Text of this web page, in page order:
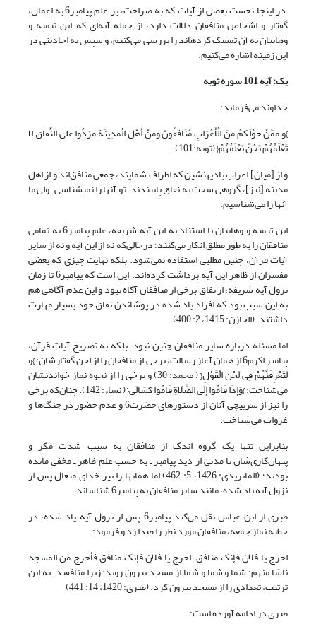
در این‎جا نخست بعضی از آیات که به صراحت، بر علم پیامبر6 به اعمال،
گفتار و اشخاص منافقان دلالت دارد، از جمله آیه‌ای که ابن تیمیه و
وهابیان به آن تمسک کرده‎اند را بررسی می‌کنیم، و سپس به احادیثی در
این زمینه اشاره می‌کنیم.
یک: آیه 101 سوره توبه
خداوند می‌فرماید:
}وَ مِمَّنْ حَوْلَکمْ مِنَ الْأَعْرَابِ مُنَافِقُونَ وَمِنْ أَهْلِ الْمَدِینَةِ مَرَدُوا عَلَی النِّفَاقِ لَا
تَعْلَمُهُمْ نَحْنُ نَعْلَمُهُمْ{ (توبه:101).
و از [میان] اعراب بادیه‏نشین که اطراف شمایند، جمعی منافق‌اند و از اهل
مدینه [نیز]، گروهی سخت به نفاق پایبندند. تو آنها را نمی‏شناسی. ولی ما
آنها را می‌شناسیم.
ابن تیمیه و وهابیان با استناد به این آیه شریفه، علم پیامبر6 به تمامی
منافقان را به طور مطلق انکار می‌کنند؛ درحالی‌که نه از این آیه و نه از سایر
آیات قرآن، چنین مطلبی استفاده نمی‌شود. بلکه نهایت چیزی که بعضی
مفسران از ظاهر این آیه برداشت کرده‌اند، این است که پیامبر6 تا زمان
نزول آیه شریفه، از نفاق برخی از منافقان آگاه نبود و این عدم آگاهی هم
به این سبب بود که افراد یاد شده در پوشاندن نفاق خود بسیار مهارت
داشتند. (الخازن: 1415، 2: 400)
اما مسئله درباره سایر منافقان چنین نبود. بلکه به تصریح آیات قرآن،
پیامبر اکرم6 از همان آغاز رسالت، برخی از منافقان را از لحن گفتارشان: }وَ
لَتَعْرِفَنَّهُمْ فِی لَحْنِ الْقَوْلِ{ ( محمد: 30) و برخی را از نحوه نماز خواندنشان
می‌شناخت: }وَإِذَا قَامُوا إِلَى الصَّلَاةِ قَامُوا کسَالَى{ ( نساء: 142). چنان‌که برخی
را نیز از سرپیچی‌ آنان از دستورهای حضرت6 و عدم حضور در جنگ‌ها و
غزوات می‌شناخت.
بنابراین تنها یک گروه اندک از منافقان به سبب شدت مکر و
پنهان‌‌کاری‌شان تا مدتی از دید پیامبر ـ به حسب علم ظاهر ـ مخفی مانده
بودند؛ (الماتریدی: 1426، 5: 462) اما همان­ها را نیز خدای متعال پس از
نزول آیه یاد شده، مانند سایر منافقان به پیامبر6 شناساند.
طبری از ابن عباس نقل می‌کند پیامبر6 پس از نزول آیه یاد شده، در
خطبه نماز جمعه، منافقان مورد نظر را صدا ‌زد و ‌فرمود:
اخرج یا فلان فإنک منافق. اخرج یا فلان فإنک منافق فأخرج من المسجد
ناسًا منهم؛ شما و شما و شما از مسجد بیرون روید؛ زیرا منافقید. به این
ترتیب، تعدادی را از مسجد بیرون کرد. (طبری: 1420، 14: 441)
طبری در ادامه آورده است: